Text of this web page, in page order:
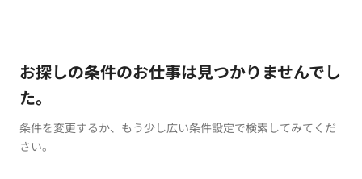
お探しの条件のお仕事は見つかりませんでし
た。
条件を変更するか、もう少し広い条件設定で検索してみてくだ
さい。